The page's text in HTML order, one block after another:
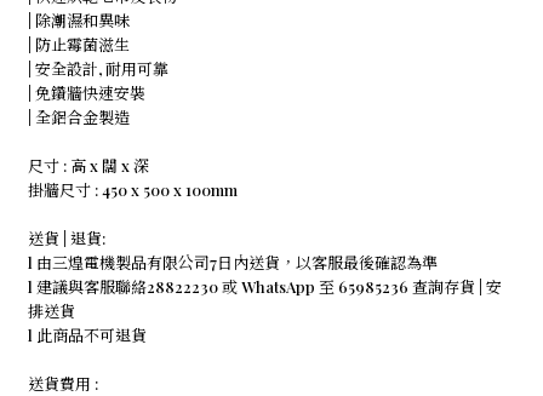
| 除潮濕和異味
| 防止霉菌滋生
| 安全設計, 耐用可靠
| 免鑽牆快速安裝
| 全鋁合金製造
尺寸 : 高 x 闊 x 深
掛牆尺寸 : 450 x 500 x 100mm
送貨 | 退貨:
l 由三煌電機製品有限公司7日內送貨，以客服最後確認為準
l 建議與客服聯絡28822230 或 WhatsApp 至 65985236 查詢存貨 | 安
排送貨
l 此商品不可退貨
送貨費用 :